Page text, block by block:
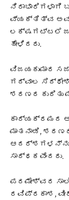
ನಿರಾಭಾರಿಗಳಾಗಿ
ವ್ಯಕ್ತಿತ್ವ
ಲಕ್ಷಗಟ್ಟಲೆ ಜನ
ಹೇಳಿದರು.
ವಿಜಯಕುಮಾರ
ಗದ್ವಾಲ
ಶರಣರ ಕುರಿತು
ಕಾರ್ಯಕ್ರಮದ
ಮಾತನಾಡಿ,
ಆದರ್ಶಗಳನ್ನು
ಸಾರ್ಥಕವೆಂದರು.
ಪರಮೇಶ್ವರ
ರವಿಪ್ರಕಾಶ,